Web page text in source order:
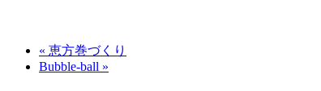
« 恵方巻づくり
Bubble-ball »